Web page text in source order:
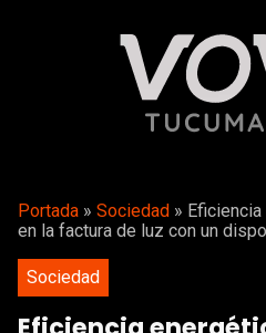
Portada » Sociedad »
en la factura de luz con un
Sociedad